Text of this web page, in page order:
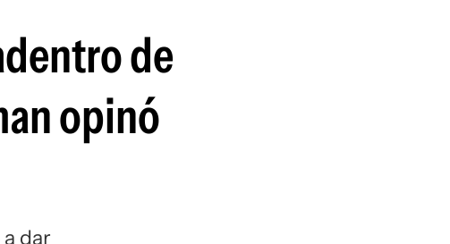
Suscribite x US$ 3,45
Siguenos en:
de
opinó
dar